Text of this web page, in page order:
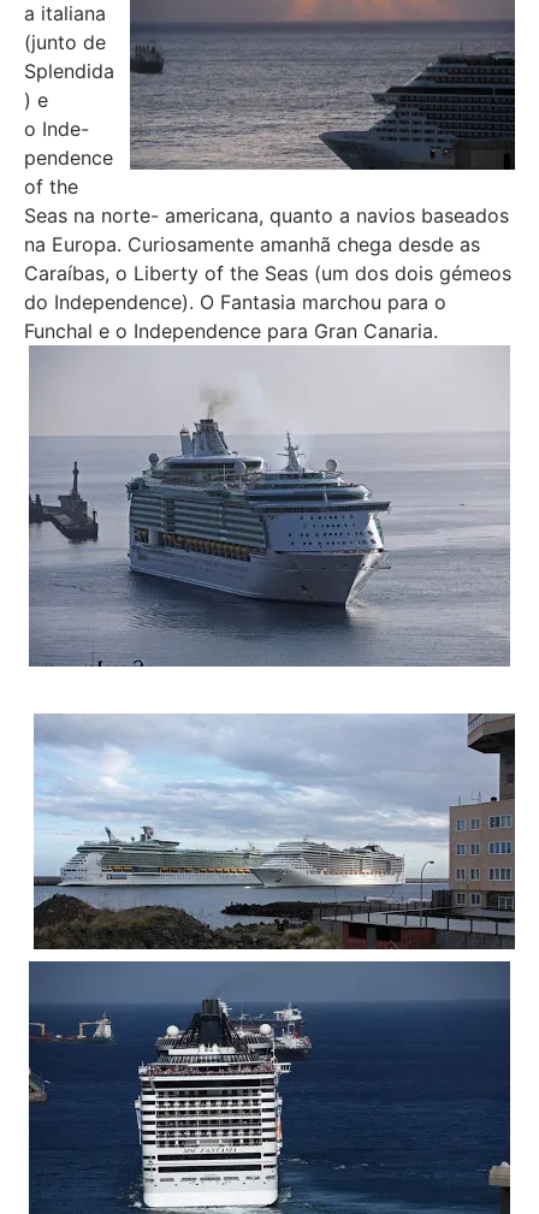
a italiana
(junto de
Splendida
) e
o Inde-
pendence
of the
Seas na norte- americana, quanto a navios baseados
na Europa. Curiosamente amanhã chega desde as
Caraíbas, o Liberty of the Seas (um dos dois gémeos
do Independence). O Fantasia marchou para o
Funchal e o Independence para Gran Canaria.